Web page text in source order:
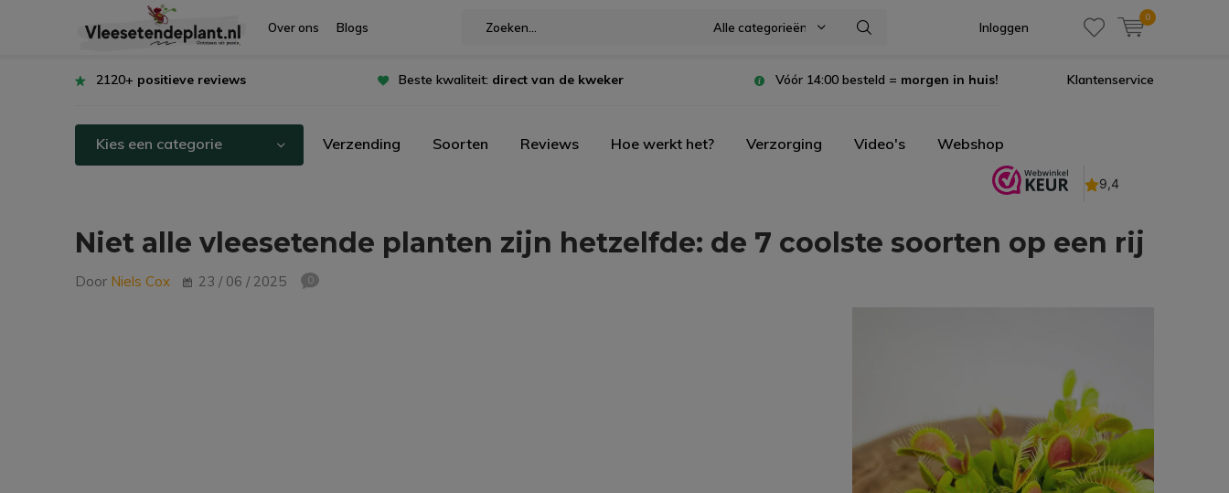
Over ons Blogs Alle categorieën Inloggen
0
2120+ positieve reviews Beste kwaliteit: direct van de kweker Vóór 14:00 besteld = morgen in huis! Klantenservice
Kies een categorie Verzending Soorten Reviews Hoe werkt het? Verzorging Video's Webshop
Niet alle vleesetende planten zijn hetzelfde: de 7 coolste soorten op een rij
Door Niels Cox 23 / 06 / 2025 0